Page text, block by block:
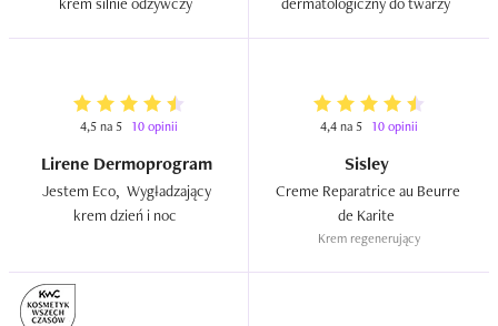
4,5 na 5 10 opinii
Lirene Dermoprogram
Jestem Eco,  Wygładzający
4,4 na 5 10 opinii
Sisley
Creme Reparatrice au Beurre
Krem regenerujący